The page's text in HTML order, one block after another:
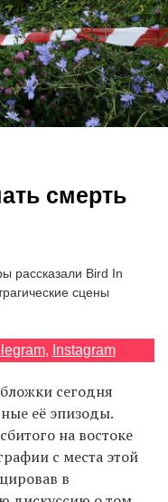
смерть
рассказали Bird In
сцены
, Instagram
сегодня
её эпизоды.
на востоке
с места этой
в